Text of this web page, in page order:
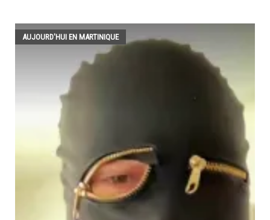
AUJOURD'HUI EN MARTINIQUE